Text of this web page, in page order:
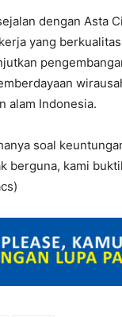
dengan Asta
yang
alam Indonesia.
soal
berguna, kami